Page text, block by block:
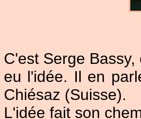
C'est Serge
eu l'idée. Il en
Chiésaz (Suisse).
L'idée fait son